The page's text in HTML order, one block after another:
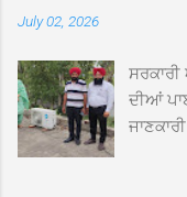
ਵਿਖੇ
ਇਲਾਕੇ
ਸਵਾਗਤ
ਇਸ ਮੌਕੇ
July 02, 2026
ਦੀਆਂ
ਦੱਸਿਆ